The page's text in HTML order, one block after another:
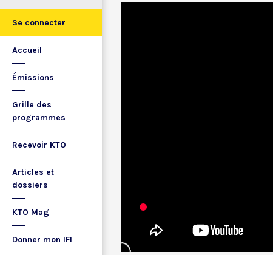
Se connecter
Accueil
Émissions
Grille des
programmes
Recevoir KTO
Articles et
dossiers
KTO Mag
Donner mon IFI